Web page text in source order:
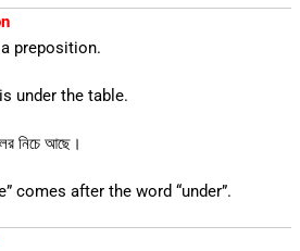
preposition.
under the table.
নিচে আছে।
comes after the word “under”.